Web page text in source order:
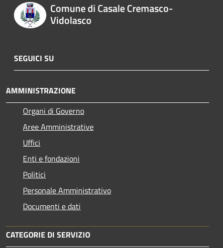
Comune di Casale Cremasco-
Vidolasco
SEGUICI SU
AMMINISTRAZIONE
Organi di Governo
Aree Amministrative
Uffici
Enti e fondazioni
Politici
Personale Amministrativo
Documenti e dati
CATEGORIE DI SERVIZIO